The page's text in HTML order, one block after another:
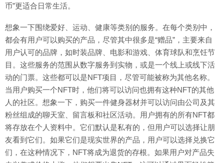
币”更适合日常生活。
想象一下围绕爱好、运动、健康等类别的服务。在每个类别中，
都会有用户可以购买的产品，尽管其中很多是“赠品”，主要来自
用户认可的品牌，如时装品牌、电影和游戏、体育球队和烹饪节
目。这些服务的范围从数字服务到实物，或是一个线上或线下活
动的门票。这些都可以是NFT项目，尽管可能被称为其他名称。
当用户购买一个NFT时，他们将可以访问也拥有这种NFT的其他
人的社区。想象一下，购买一件健身器材并可以访问由公司及其
粉丝组成的聊天室、留言板和社区活动。用户拥有的所有NFT都
将存放在个人资料中。它们默认是私有的，但用户可以选择让朋
友看到它们。如果它们是现实世界的产品，用户可以选择兑换它
们，在这种情况下，NFT将成为退货的存根。如果用户对产品失